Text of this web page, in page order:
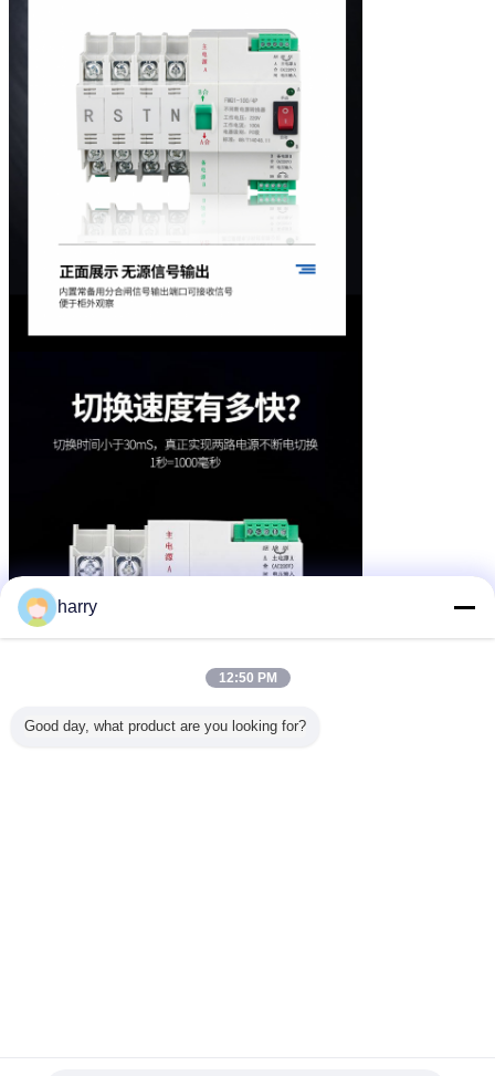
harry
12:50 PM
Good day, what product are you looking for?